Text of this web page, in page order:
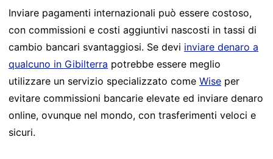
Inviare pagamenti internazionali può essere costoso,
con commissioni e costi aggiuntivi nascosti in tassi di
cambio bancari svantaggiosi. Se devi inviare denaro a
qualcuno in Gibilterra potrebbe essere meglio
utilizzare un servizio specializzato come Wise per
evitare commissioni bancarie elevate ed inviare denaro
online, ovunque nel mondo, con trasferimenti veloci e
sicuri.